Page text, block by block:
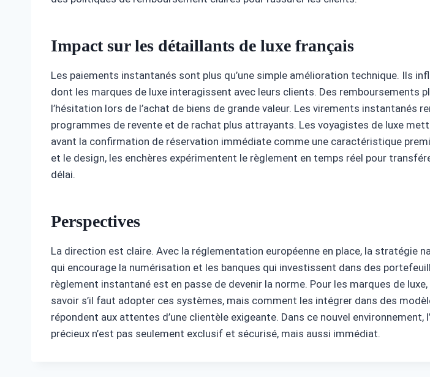
Impact sur les détaillants de luxe français
Les paiements instantanés sont plus qu’une simple amélioration technique. Ils
dont les marques de luxe interagissent avec leurs clients. Des remboursements
l’hésitation lors de l’achat de biens de grande valeur. Les virements instantanés
programmes de revente et de rachat plus attrayants. Les voyagistes de luxe
avant la confirmation de réservation immédiate comme une caractéristique
et le design, les enchères expérimentent le règlement en temps réel pour
délai.
Perspectives
La direction est claire. Avec la réglementation européenne en place, la stratégie
qui encourage la numérisation et les banques qui investissent dans des
règlement instantané est en passe de devenir la norme. Pour les marques de luxe,
savoir s’il faut adopter ces systèmes, mais comment les intégrer dans des
répondent aux attentes d’une clientèle exigeante. Dans ce nouvel environnement,
précieux n’est pas seulement exclusif et sécurisé, mais aussi immédiat.